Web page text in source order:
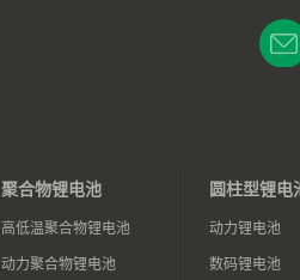
聚合物锂电池
高低温聚合物锂电池
动力聚合物锂电池
圆柱型锂电
动力锂电池
数码锂电池